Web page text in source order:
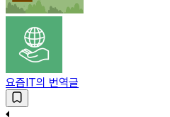
요즘IT의 번역글